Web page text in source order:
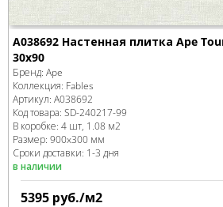
A038692 Настенная плитка Ape
30x90
Бренд: Ape
Коллекция: Fables
Артикул: A038692
Код товара: SD-240217-99
В коробке: 4 шт, 1.08 м2
Размер: 900x300 мм
Сроки доставки: 1-3 дня
в наличии
5395 руб./м2